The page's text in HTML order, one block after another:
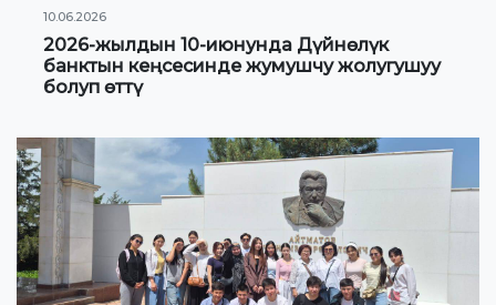
10.06.2026
2026-жылдын 10-июнунда Дүйнөлүк
банктын кеңсесинде жумушчу жолугушуу
болуп өттү